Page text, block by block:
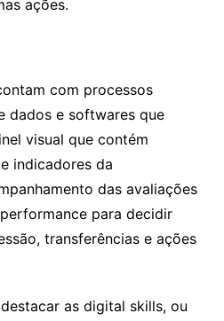
ações.
com processos
dados e softwares que
visual que contém
indicadores da
das avaliações
para decidir
transferências e ações
as digital skills, ou